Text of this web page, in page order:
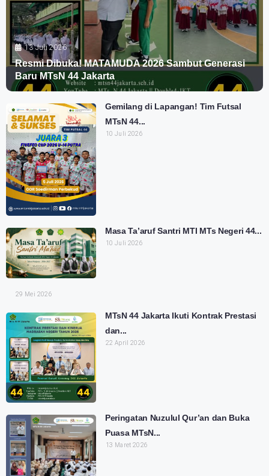
13 Juli 2026
Resmi Dibuka! MATAMUDA 2026 Sambut Generasi
Baru MTsN 44 Jakarta
Gemilang di Lapangan! Tim Futsal
MTsN 44...
10 Juli 2026
Masa Ta’aruf Santri MTI MTs Negeri 44...
10 Juli 2026
29 Mei 2026
MTsN 44 Jakarta Ikuti Kontrak Prestasi
dan...
22 April 2026
Peringatan Nuzulul Qur’an dan Buka
Puasa MTsN...
13 Maret 2026